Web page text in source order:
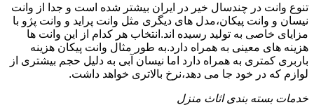
تنوع وانت در چندسال خیر در ایران بیشتر شده است و جدا از وانت
نیسان و وانت پیکان،مدل های دیگری مثل وانت پراید و وانت پژو با
مزایای خاصی به تولید رسیده اند.انتخاب هر کدام از این وانت ها
هزینه های معینی به همراه دارد.به طور مثال وانت پیکان هزینه
باربری کمتری به همراه دارد اما نیسان آبی به دلیل حجم بیشتری از
لوازم که در خود جا می دهد،نرخ بالاتری خواهد داشت.
خدمات بسته بندی اثاث منزل